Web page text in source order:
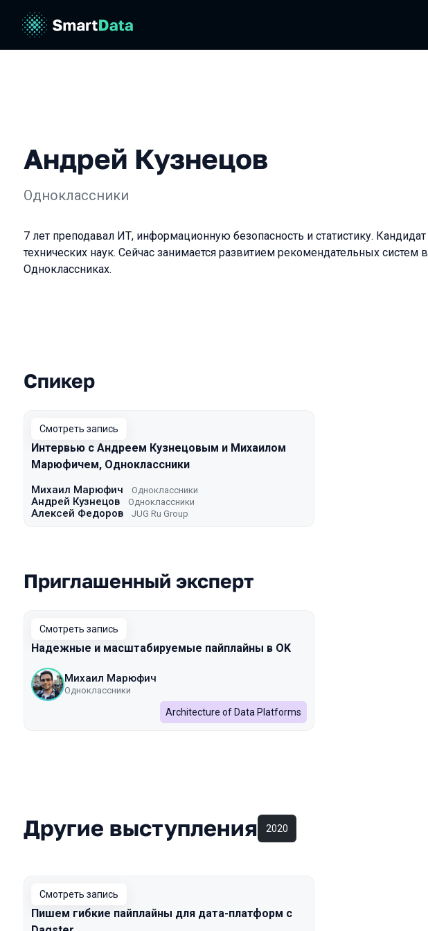
Андрей Кузнецов
Одноклассники
7 лет преподавал ИТ, информационную безопасность и статистику. Кандидат
технических наук. Сейчас занимается развитием рекомендательных систем в
Одноклассниках.
Выступления в сезоне 2022
Спикер
Смотреть запись
Интервью с Андреем Кузнецовым и Михаилом
Марюфичем, Одноклассники
Михаил Марюфич Одноклассники
Андрей Кузнецов Одноклассники
Алексей Федоров JUG Ru Group
Приглашенный эксперт
Смотреть запись
Надежные и масштабируемые пайплайны в OK
Михаил Марюфич
Одноклассники
Architecture of Data Platforms
Другие выступления 2020
Смотреть запись
Пишем гибкие пайплайны для дата-платформ с